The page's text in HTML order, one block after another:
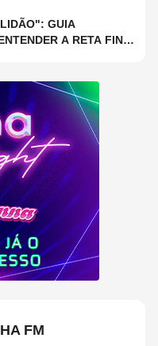
GUIA
A RETA FINAL
FM